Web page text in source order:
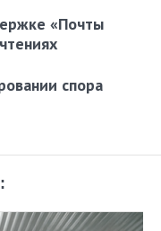
«Почты
спора